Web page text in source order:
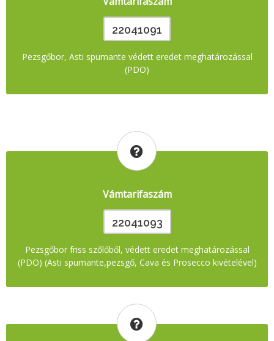
22041091
Pezsgőbor, Asti spumante védett eredet meghatározással
(PDO)
Vámtarifaszám
22041093
Pezsgőbor friss szőlőből, védett eredet meghatározással
(PDO) (Asti spumante,pezsgő, Cava és Prosecco kivételével)